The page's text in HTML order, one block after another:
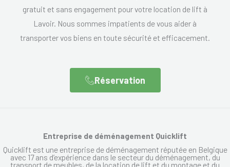
gratuit et sans engagement pour votre location de lift à
Lavoir. Nous sommes impatients de vous aider à
transporter vos biens en toute sécurité et efficacement.
Réservation
Entreprise de déménagement Quicklift
Quicklift est une entreprise de déménagement réputée en Belgique
avec 17 ans d’expérience dans le secteur du déménagement, du
transport de meubles, de la location de lift et du montage et du